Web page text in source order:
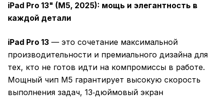
iPad Pro 13" (M5, 2025): мощь и элегантность в
каждой детали
iPad Pro 13 — это сочетание максимальной
производительности и премиального дизайна для
тех, кто не готов идти на компромиссы в работе.
Мощный чип M5 гарантирует высокую скорость
выполнения задач, 13‑дюймовый экран